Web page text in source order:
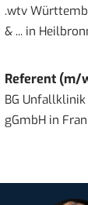
.wtv
& ... in
Referent (m/
BG
gGmbH in